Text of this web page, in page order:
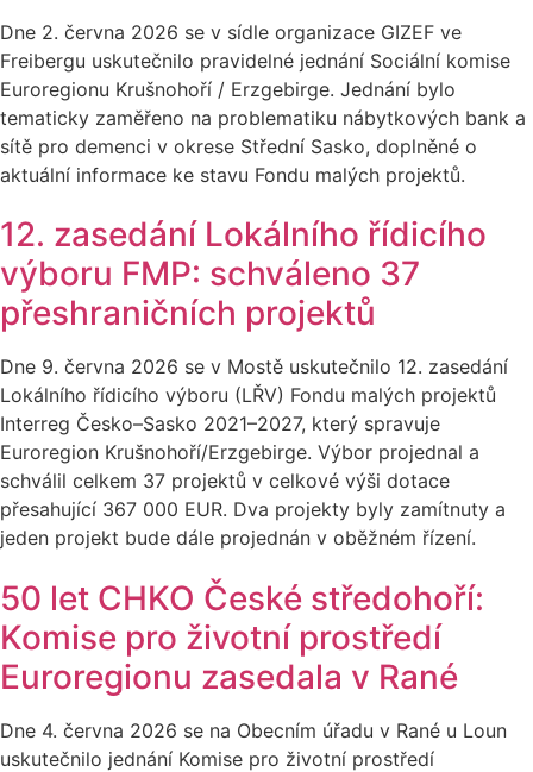
Dne 2. června 2026 se v sídle organizace GIZEF ve
Freibergu uskutečnilo pravidelné jednání Sociální komise
Euroregionu Krušnohoří / Erzgebirge. Jednání bylo
tematicky zaměřeno na problematiku nábytkových bank a
sítě pro demenci v okrese Střední Sasko, doplněné o
aktuální informace ke stavu Fondu malých projektů.
12. zasedání Lokálního řídicího
výboru FMP: schváleno 37
přeshraničních projektů
Dne 9. června 2026 se v Mostě uskutečnilo 12. zasedání
Lokálního řídicího výboru (LŘV) Fondu malých projektů
Interreg Česko–Sasko 2021–2027, který spravuje
Euroregion Krušnohoří/Erzgebirge. Výbor projednal a
schválil celkem 37 projektů v celkové výši dotace
přesahující 367 000 EUR. Dva projekty byly zamítnuty a
jeden projekt bude dále projednán v oběžném řízení.
50 let CHKO České středohoří:
Komise pro životní prostředí
Euroregionu zasedala v Rané
Dne 4. června 2026 se na Obecním úřadu v Rané u Loun
uskutečnilo jednání Komise pro životní prostředí